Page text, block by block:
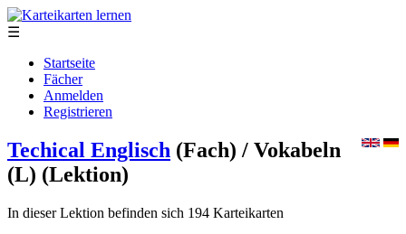
☰
Startseite
Fächer
Anmelden
Registrieren
Techical Englisch (Fach) / Vokabeln
(L) (Lektion)
In dieser Lektion befinden sich 194 Karteikarten